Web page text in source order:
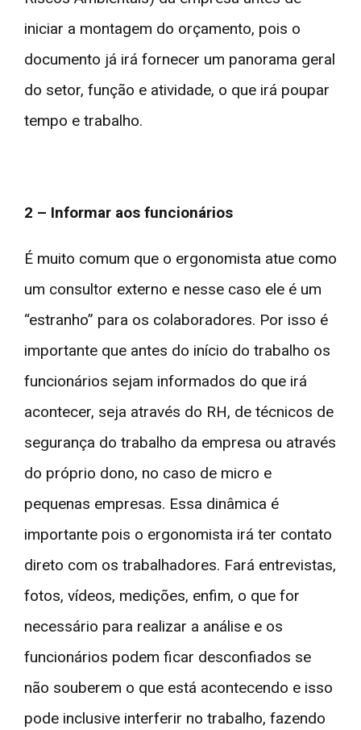
iniciar a montagem do orçamento, pois o
documento já irá fornecer um panorama geral
do setor, função e atividade, o que irá poupar
tempo e trabalho.
2 – Informar aos funcionários
É muito comum que o ergonomista atue como
um consultor externo e nesse caso ele é um
“estranho” para os colaboradores. Por isso é
importante que antes do início do trabalho os
funcionários sejam informados do que irá
acontecer, seja através do RH, de técnicos de
segurança do trabalho da empresa ou através
do próprio dono, no caso de micro e
pequenas empresas. Essa dinâmica é
importante pois o ergonomista irá ter contato
direto com os trabalhadores. Fará entrevistas,
fotos, vídeos, medições, enfim, o que for
necessário para realizar a análise e os
funcionários podem ficar desconfiados se
não souberem o que está acontecendo e isso
pode inclusive interferir no trabalho, fazendo